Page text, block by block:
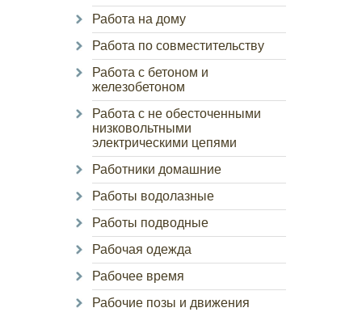
Работа на дому
Работа по совместительству
Работа с бетоном и
железобетоном
Работа с не обесточенными
низковольтными
электрическими цепями
Работники домашние
Работы водолазные
Работы подводные
Рабочая одежда
Рабочее время
Рабочие позы и движения